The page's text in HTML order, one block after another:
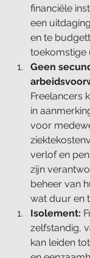
financiële
een
en te
toekomstige
Geen
Freelancers
in
voor
verlof en
zijn
beheer van
wat duur en
Isolement:
zelfstandig,
kan leiden